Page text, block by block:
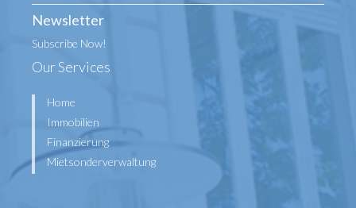
Newsletter
Subscribe Now!
Our Services
Home
Immobilien
Finanzierung
Mietsonderverwaltung